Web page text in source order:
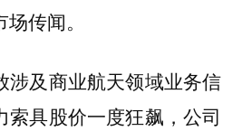
传闻。
涉及商业航天领域业务信
索具股价一度狂飙，公司